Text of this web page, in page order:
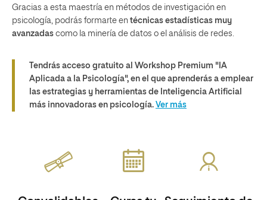
Gracias a esta maestría en métodos de investigación en
psicología, podrás formarte en técnicas estadísticas muy
avanzadas como la minería de datos o el análisis de redes.
Tendrás acceso gratuito al Workshop Premium "IA
Aplicada a la Psicología", en el que aprenderás a emplear
las estrategias y herramientas de Inteligencia Artificial
más innovadoras en psicología. Ver más